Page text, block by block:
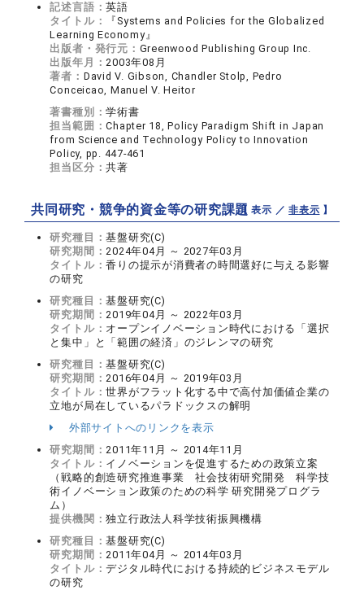
記述言語：英語
タイトル：
『Systems and Policies for the Globalized
Learning Economy』
出版者・発行元： Greenwood Publishing Group Inc.
出版年月：2003年08月
著者： David V. Gibson, Chandler Stolp, Pedro
Conceicao, Manuel V. Heitor
著書種別：学術書
担当範囲：Chapter 18, Policy Paradigm Shift in Japan
from Science and Technology Policy to Innovation
Policy, pp. 447-461
担当区分：共著
共同研究・競争的資金等の研究課題【 表示 ／非表示 】
研究種目：基盤研究(C)
研究期間：2024年04月 ～ 2027年03月
タイトル：香りの提示が消費者の時間選好に与える影響
の研究
研究種目：基盤研究(C)
研究期間：2019年04月 ～ 2022年03月
タイトル： オープンイノベーション時代における「選択
と集中」と「範囲の経済」のジレンマの研究
研究種目：基盤研究(C)
研究期間：2016年04月 ～ 2019年03月
タイトル：世界がフラット化する中で高付加価値企業の
立地が局在しているパラドックスの解明
外部サイトへのリンクを表示
研究期間：2011年11月 ～ 2014年11月
タイトル： イノベーションを促進するための政策立案
（戦略的創造研究推進事業 社会技術研究開発 科学技
術イノベーション政策のための科学 研究開発プログラ
ム）
提供機関：独立行政法人科学技術振興機構
研究種目：基盤研究(C)
研究期間：2011年04月 ～ 2014年03月
タイトル：デジタル時代における持続的ビジネスモデル
の研究